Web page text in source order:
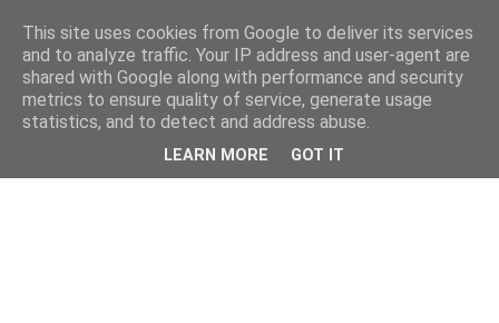
This site uses cookies from Google to deliver its services
and to analyze traffic. Your IP address and user-agent are
shared with Google along with performance and security
metrics to ensure quality of service, generate usage
statistics, and to detect and address abuse.
LEARN MORE GOT IT